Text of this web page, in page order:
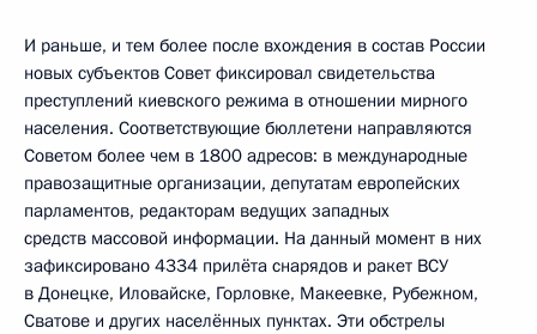
И раньше, и тем более после вхождения в состав России
новых субъектов Совет фиксировал свидетельства
преступлений киевского режима в отношении мирного
населения. Соответствующие бюллетени направляются
Советом более чем в 1800 адресов: в международные
правозащитные организации, депутатам европейских
парламентов, редакторам ведущих западных
средств массовой информации. На данный момент в них
зафиксировано 4334 прилёта снарядов и ракет ВСУ
в Донецке, Иловайске, Горловке, Макеевке, Рубежном,
Сватове и других населённых пунктах. Эти обстрелы